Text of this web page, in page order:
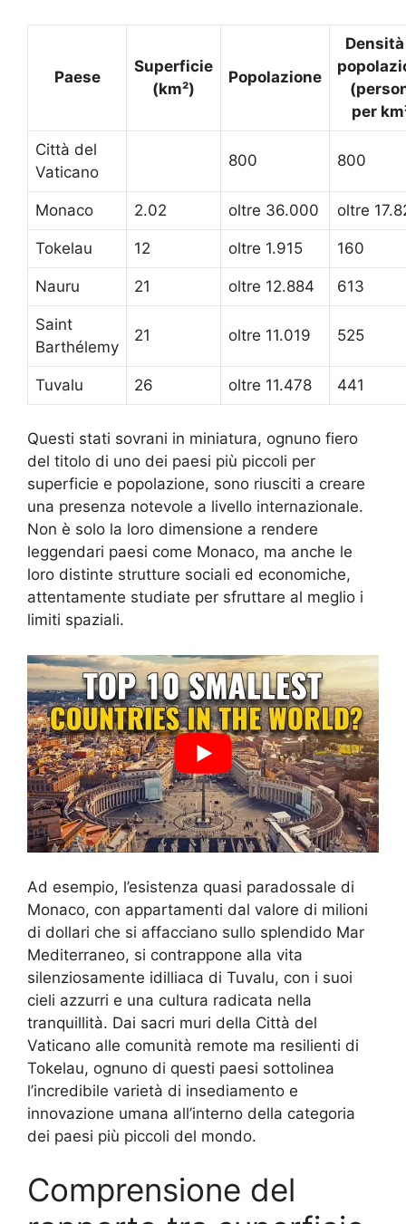
Paese
Superficie
(km²)
Popolazione
per
Città del
Vaticano
800 800
Monaco 2.02 oltre 36.000 oltre
Tokelau 12 oltre 1.915 160
Nauru 21 oltre 12.884 613
Saint
Barthélemy
21 oltre 11.019 525
Tuvalu 26 oltre 11.478 441
Questi stati sovrani in miniatura, ognuno fiero
del titolo di uno dei paesi più piccoli per
superficie e popolazione, sono riusciti a creare
una presenza notevole a livello internazionale.
Non è solo la loro dimensione a rendere
leggendari paesi come Monaco, ma anche le
loro distinte strutture sociali ed economiche,
attentamente studiate per sfruttare al meglio i
limiti spaziali.
Ad esempio, l’esistenza quasi paradossale di
Monaco, con appartamenti dal valore di milioni
di dollari che si affacciano sullo splendido Mar
Mediterraneo, si contrappone alla vita
silenziosamente idilliaca di Tuvalu, con i suoi
cieli azzurri e una cultura radicata nella
tranquillità. Dai sacri muri della Città del
Vaticano alle comunità remote ma resilienti di
Tokelau, ognuno di questi paesi sottolinea
l’incredibile varietà di insediamento e
innovazione umana all’interno della categoria
dei paesi più piccoli del mondo.
Comprensione del